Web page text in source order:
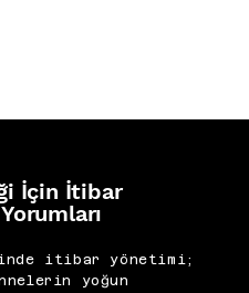
İçin İtibar
itibar yönetimi;
yoğun